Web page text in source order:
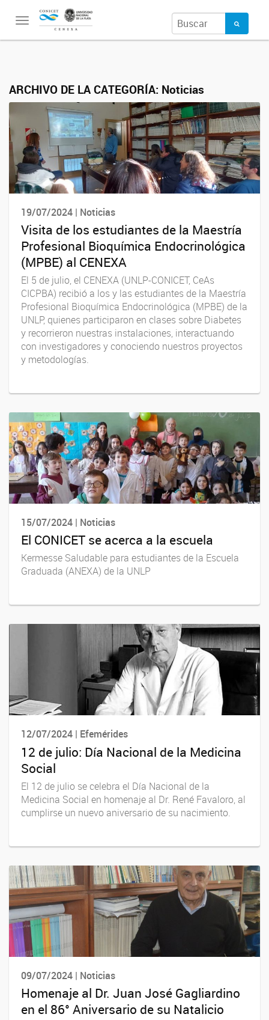
Toggle
ARCHIVO DE LA CATEGORÍA: Noticias
19/07/2024 | Noticias
Visita de los estudiantes de la Maestría
Profesional Bioquímica Endocrinológica
(MPBE) al CENEXA
El 5 de julio, el CENEXA (UNLP-CONICET, CeAs
CICPBA) recibió a los y las estudiantes de la Maestría
Profesional Bioquímica Endocrinológica (MPBE) de la
UNLP, quienes participaron en clases sobre Diabetes
y recorrieron nuestras instalaciones, interactuando
con investigadores y conociendo nuestros proyectos
y metodologías.
15/07/2024 | Noticias
El CONICET se acerca a la escuela
Kermesse Saludable para estudiantes de la Escuela
Graduada (ANEXA) de la UNLP
12/07/2024 | Efemérides
12 de julio: Día Nacional de la Medicina
Social
El 12 de julio se celebra el Día Nacional de la
Medicina Social en homenaje al Dr. René Favaloro, al
cumplirse un nuevo aniversario de su nacimiento.
09/07/2024 | Noticias
Homenaje al Dr. Juan José Gagliardino
en el 86° Aniversario de su Natalicio